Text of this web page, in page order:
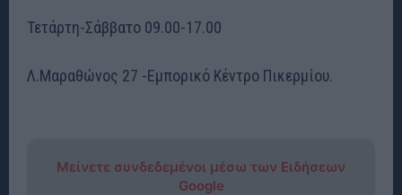
Τετάρτη-Σάββατο 09.00-17.00
Λ.Μαραθώνος 27 -Εμπορικό Κέντρο Πικερμίου.
Μείνετε συνδεδεμένοι μέσω των Ειδήσεων
Google